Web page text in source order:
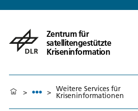
Zentrum für
satellitengestützte
Kriseninformation
> > Weitere Services für
Kriseninformationen